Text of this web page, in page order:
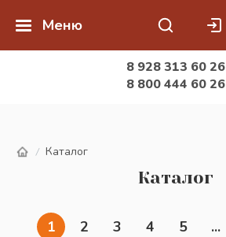
Меню
8 928 313 60 26
8 800 444 60 26
/ Каталог
Каталог
1 2 3 4 5 ...